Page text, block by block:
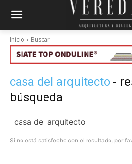
Inicio Buscar
casa del arquitecto -
búsqueda
Si no está satisfecho con el resultado, por